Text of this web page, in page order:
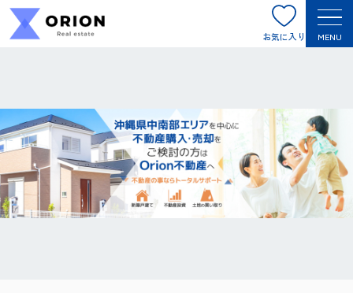
お気に入り MENU